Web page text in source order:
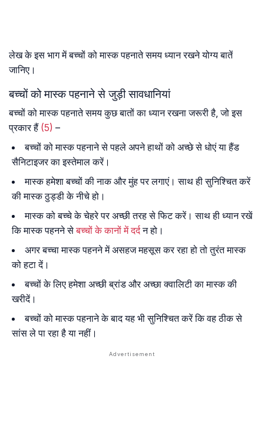
लेख के इस भाग में बच्चों को मास्क पहनाते समय ध्यान रखने योग्य बातें
जानिए।
बच्चों को मास्क पहनाने से जुड़ी सावधानियां
बच्चों को मास्क पहनाते समय कुछ बातों का ध्यान रखना जरूरी है, जो इस
प्रकार हैं (5) –
बच्चों को मास्क पहनाने से पहले अपने हाथों को अच्छे से धोएं या हैंड
सैनिटाइजर का इस्तेमाल करें।
मास्क हमेशा बच्चों की नाक और मुंह पर लगाएं। साथ ही सुनिश्चित करें
की मास्क ठुड्डी के नीचे हो।
मास्क को बच्चे के चेहरे पर अच्छी तरह से फिट करें। साथ ही ध्यान रखें
कि मास्क पहनने सेबच्चों के कानों में दर्दन हो।
अगर बच्चा मास्क पहनने में असहज महसूस कर रहा हो तो तुरंत मास्क
को हटा दें।
बच्चों के लिए हमेशा अच्छी ब्रांड और अच्छा क्वालिटी का मास्क की
खरीदें।
बच्चों को मास्क पहनाने के बाद यह भी सुनिश्चित करें कि वह ठीक से
सांस ले पा रहा है या नहीं।